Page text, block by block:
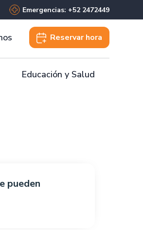
Emergencias: +52 2472449
Reservar hora
Educación y Salud
pueden